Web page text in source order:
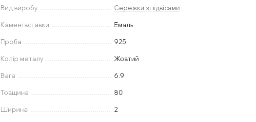
Вид виробу Сережки з підвісами
Камені вставки Емаль
Проба 925
Колір металу Жовтий
Вага 6.9
Товщина 80
Ширина 2